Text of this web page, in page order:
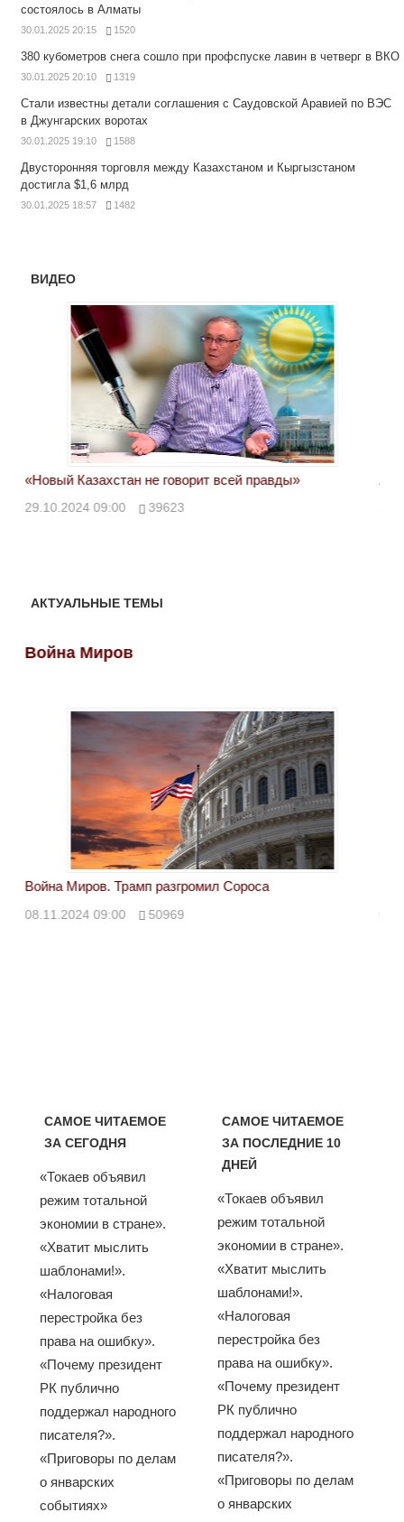
состоялось в Алматы
30.01.2025 20:15 1520
380 кубометров снега сошло при профспуске лавин в четверг в ВКО
30.01.2025 20:10 1319
Стали известны детали соглашения с Саудовской Аравией по ВЭС
в Джунгарских воротах
30.01.2025 19:10 1588
Двусторонняя торговля между Казахстаном и Кыргызстаном
достигла $1,6 млрд
30.01.2025 18:57 1482
ВИДЕО
«Новый Казахстан не говорит всей правды»
29.10.2024 09:00 39623
АКТУАЛЬНЫЕ ТЕМЫ
Война Миров
Война Миров. Трамп разгромил Сороса
08.11.2024 09:00 50969
САМОЕ ЧИТАЕМОЕ
ЗА СЕГОДНЯ
«Токаев объявил
режим тотальной
экономии в стране».
«Хватит мыслить
шаблонами!».
«Налоговая
перестройка без
права на ошибку».
«Почему президент
РК публично
поддержал народного
писателя?».
«Приговоры по делам
о январских
событиях»
САМОЕ ЧИТАЕМОЕ
ЗА ПОСЛЕДНИЕ 10
ДНЕЙ
«Токаев объявил
режим тотальной
экономии в стране».
«Хватит мыслить
шаблонами!».
«Налоговая
перестройка без
права на ошибку».
«Почему президент
РК публично
поддержал народного
писателя?».
«Приговоры по делам
о январских